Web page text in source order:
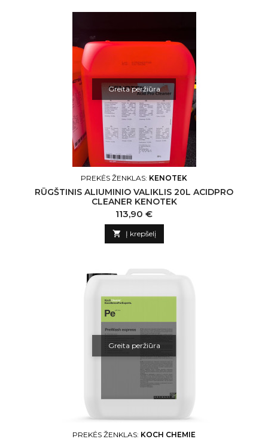
Greita peržiūra
PREKĖS ŽENKLAS: KENOTEK
RŪGŠTINIS ALIUMINIO VALIKLIS 20L ACIDPRO
CLEANER KENOTEK
Kaina
113,90 €
 Į krepšelį
Greita peržiūra
PREKĖS ŽENKLAS: KOCH CHEMIE